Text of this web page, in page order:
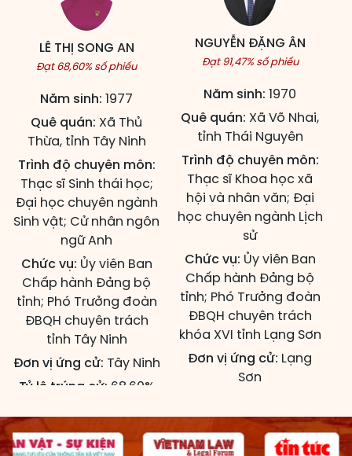
LÊ THỊ SONG AN
Đạt 68,60% số phiếu
Năm sinh: 1977
Quê quán: Xã Thủ
Thừa, tỉnh Tây Ninh
Trình độ chuyên môn:
Thạc sĩ Sinh thái học;
Đại học chuyên ngành
Sinh vật; Cử nhân ngôn
ngữ Anh
Chức vụ: Ủy viên Ban
Chấp hành Đảng bộ
tỉnh; Phó Trưởng đoàn
ĐBQH chuyên trách
tỉnh Tây Ninh
Đơn vị ứng cử: Tây Ninh
Tỷ lệ trúng cử: 68,60%
NGUYỄN ĐẶNG ÂN
Đạt 91,47% số phiếu
Năm sinh: 1970
Quê quán: Xã Võ Nhai,
tỉnh Thái Nguyên
Trình độ chuyên môn:
Thạc sĩ Khoa học xã
hội và nhân văn; Đại
học chuyên ngành Lịch
sử
Chức vụ: Ủy viên Ban
Chấp hành Đảng bộ
tỉnh; Phó Trưởng đoàn
ĐBQH chuyên trách
khóa XVI tỉnh Lạng Sơn
Đơn vị ứng cử: Lạng
Sơn